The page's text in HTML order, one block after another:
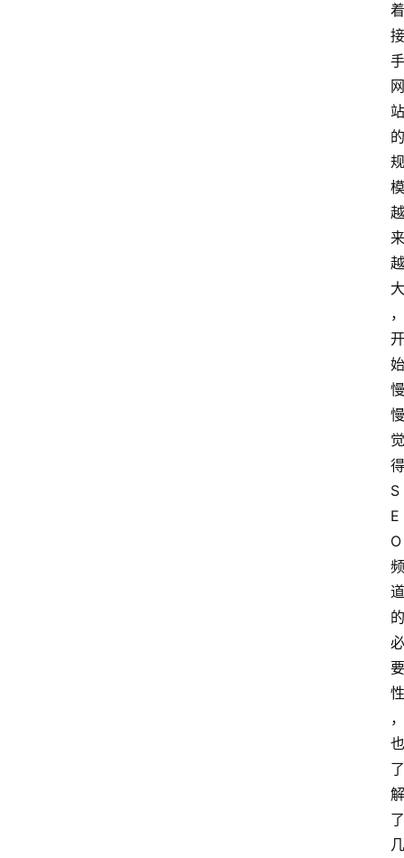
着
接
手
网
站
的
规
模
越
来
越
大
，
开
始
慢
慢
觉
得
S
E
O
频
道
的
必
要
性
，
也
了
解
了
几